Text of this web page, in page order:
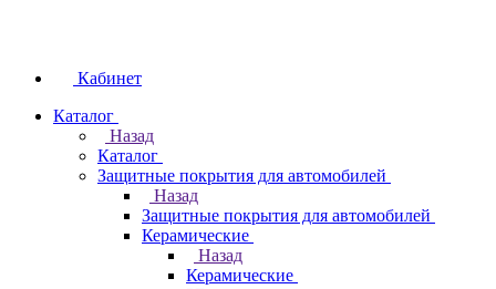
Кабинет
Каталог
Назад
Каталог
Защитные покрытия для автомобилей
Назад
Защитные покрытия для автомобилей
Керамические
Назад
Керамические